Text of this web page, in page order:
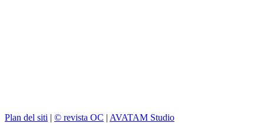
Plan del siti | © revista OC | AVATAM Studio